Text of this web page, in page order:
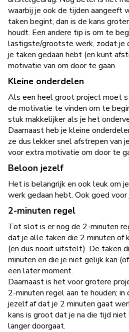
waarbij je ook de tijden aangeeft
taken begint, dan is de kans
houdt. Een andere tip is om te
lastigste/grootste werk, zodat je
je taken gedaan hebt (en kunt
motivatie van om door te gaan.
Kleine onderdelen
Als een heel groot project moet
de motivatie te vinden om te
stuk makkelijker als je het
Daarnaast heb je kleine
ze dus lekker snel afstrepen van
voor extra motivatie om door te
Beloon jezelf
Het is belangrijk en ook leuk om
werk gedaan hebt. Ook goed
2-minuten regel
Tot slot is er nog de 2-minuten
dat je alle taken die 2 minuten of
(en dus nooit uitstelt). De taken
minuten en die je niet gelijk kan
een later moment.
Daarnaast is het voor grotere
2-minuten regel aan te houden;
jezelf af dat je 2 minuten gaat
kans is groot dat je na die tijd
langer doorgaat.